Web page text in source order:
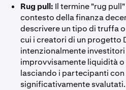
Rug pull: Il termine "rug
contesto della finanza
descrivere un tipo di truffa
cui i creatori di un progetto
intenzionalmente
improvvisamente liquidità
lasciando i partecipanti
significativamente svalutati.